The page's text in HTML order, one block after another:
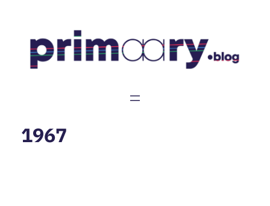
contenu
1967